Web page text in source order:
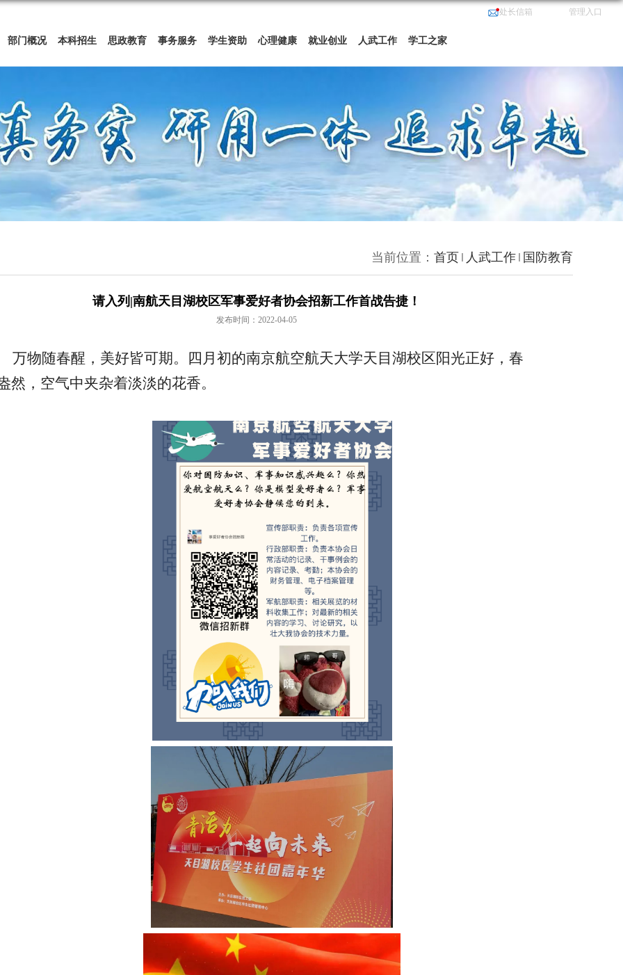
管理入口
处长信箱
部门概况 本科招生 思政教育 事务服务 学生资助 心理健康 就业创业 人武工作 学工之家
当前位置： 首页 人武工作 国防教育
请入列|南航天目湖校区军事爱好者协会招新工作首战告捷！
发布时间：2022-04-05
万物随春醒，美好皆可期。四月初的南京航空航天大学天目湖校区阳光正好，春
然，空气中夹杂着淡淡的花香。